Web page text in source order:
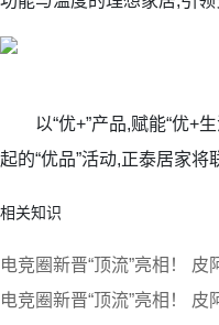
以“优+”产品,赋能“优+生
起的“优品”活动,正泰居家
相关知识
电竞圈新晋“顶流”亮相！
电竞圈新晋“顶流”亮相！